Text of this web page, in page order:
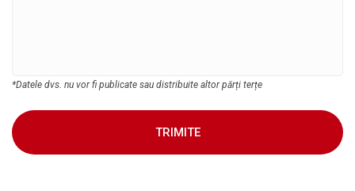
*Datele dvs. nu vor fi publicate sau distribuite altor părți terțe
TRIMITE